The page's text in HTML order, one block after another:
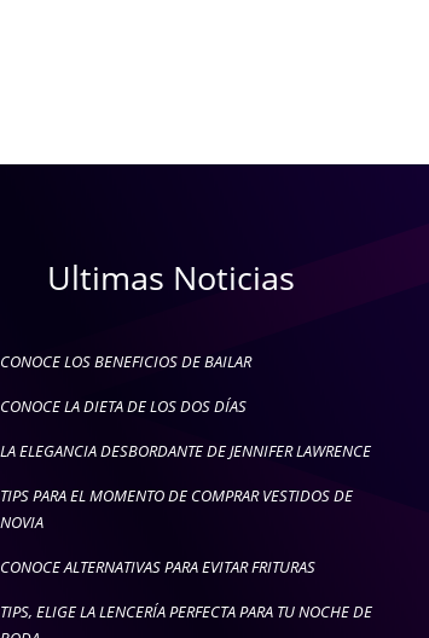
Ultimas Noticias
CONOCE LOS BENEFICIOS DE BAILAR
CONOCE LA DIETA DE LOS DOS DÍAS
LA ELEGANCIA DESBORDANTE DE JENNIFER LAWRENCE
TIPS PARA EL MOMENTO DE COMPRAR VESTIDOS DE
NOVIA
CONOCE ALTERNATIVAS PARA EVITAR FRITURAS
TIPS, ELIGE LA LENCERÍA PERFECTA PARA TU NOCHE DE